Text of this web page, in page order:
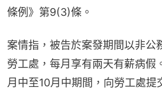
條例》第9(3)條。
案情指，被告於案發期間以非公
勞工處，每月享有兩天有薪病假
月中至10月中期間，向勞工處提